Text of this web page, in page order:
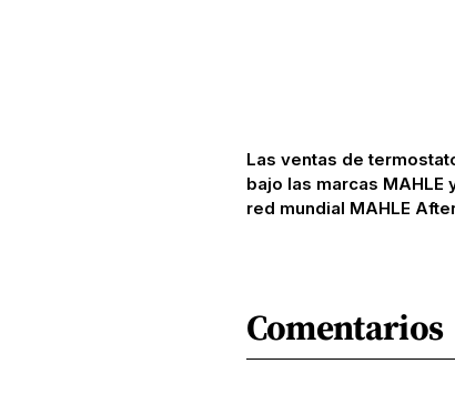
Las ventas de
bajo las marcas MAHLE
red mundial MAHLE
Comentarios